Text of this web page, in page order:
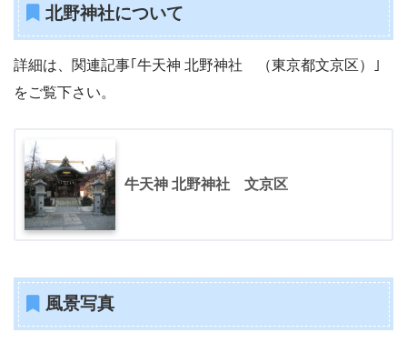
北野神社について
詳細は、関連記事｢牛天神 北野神社 （東京都文京区）｣
をご覧下さい。
牛天神 北野神社 文京区
風景写真